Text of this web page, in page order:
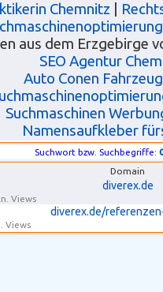
Chemnitz
aus dem Erzgebirge
SEO Agentur
Auto Conen
Suchmaschinen
Namensaufkleber
Suchwort bzw. Suchbegriffe:
Domain
diverex.de
Views
diverex.de/
Views